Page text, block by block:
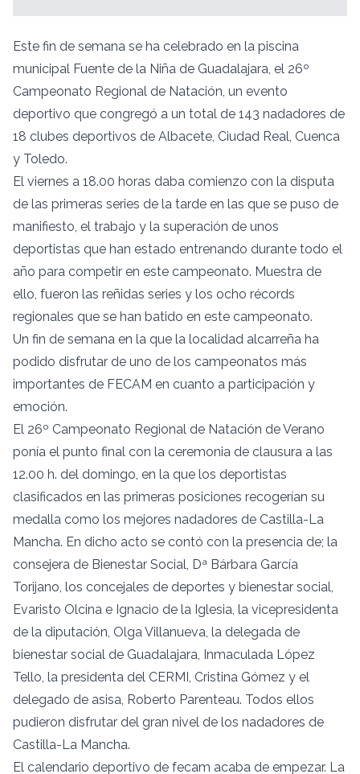
Este fin de semana se ha celebrado en la piscina
municipal Fuente de la Niña de Guadalajara, el 26º
Campeonato Regional de Natación, un evento
deportivo que congregó a un total de 143 nadadores de
18 clubes deportivos de Albacete, Ciudad Real, Cuenca
y Toledo.
El viernes a 18.00 horas daba comienzo con la disputa
de las primeras series de la tarde en las que se puso de
manifiesto, el trabajo y la superación de unos
deportistas que han estado entrenando durante todo el
año para competir en este campeonato. Muestra de
ello, fueron las reñidas series y los ocho récords
regionales que se han batido en este campeonato.
Un fin de semana en la que la localidad alcarreña ha
podido disfrutar de uno de los campeonatos más
importantes de FECAM en cuanto a participación y
emoción.
El 26º Campeonato Regional de Natación de Verano
ponía el punto final con la ceremonia de clausura a las
12.00 h. del domingo, en la que los deportistas
clasificados en las primeras posiciones recogerían su
medalla como los mejores nadadores de Castilla-La
Mancha. En dicho acto se contó con la presencia de; la
consejera de Bienestar Social, Dª Bárbara García
Torijano, los concejales de deportes y bienestar social,
Evaristo Olcina e Ignacio de la Iglesia, la vicepresidenta
de la diputación, Olga Villanueva, la delegada de
bienestar social de Guadalajara, Inmaculada López
Tello, la presidenta del CERMI, Cristina Gómez y el
delegado de asisa, Roberto Parenteau. Todos ellos
pudieron disfrutar del gran nivel de los nadadores de
Castilla-La Mancha.
El calendario deportivo de fecam acaba de empezar. La